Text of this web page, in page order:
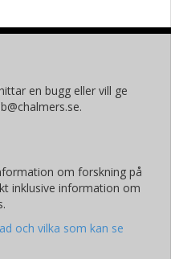
en bugg eller vill ge
om forskning på
inklusive information om
och vilka som kan se